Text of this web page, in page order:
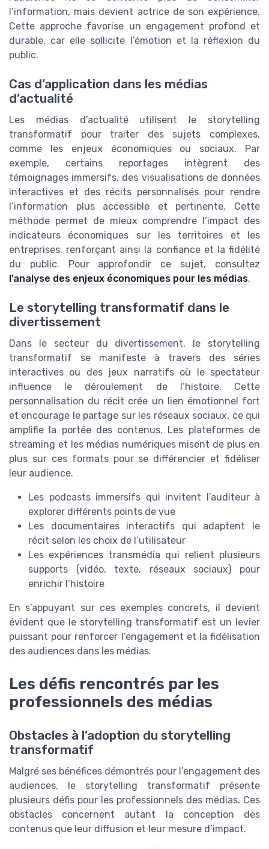
l’information, mais devient actrice de son expérience.
Cette approche favorise un engagement profond et
durable, car elle sollicite l’émotion et la réflexion du
public.
Cas d’application dans les médias
d’actualité
Les médias d’actualité utilisent le storytelling
transformatif pour traiter des sujets complexes,
comme les enjeux économiques ou sociaux. Par
exemple, certains reportages intègrent des
témoignages immersifs, des visualisations de données
interactives et des récits personnalisés pour rendre
l’information plus accessible et pertinente. Cette
méthode permet de mieux comprendre l’impact des
indicateurs économiques sur les territoires et les
entreprises, renforçant ainsi la confiance et la fidélité
du public. Pour approfondir ce sujet, consultez
l’analyse des enjeux économiques pour les médias.
Le storytelling transformatif dans le
divertissement
Dans le secteur du divertissement, le storytelling
transformatif se manifeste à travers des séries
interactives ou des jeux narratifs où le spectateur
influence le déroulement de l’histoire. Cette
personnalisation du récit crée un lien émotionnel fort
et encourage le partage sur les réseaux sociaux, ce qui
amplifie la portée des contenus. Les plateformes de
streaming et les médias numériques misent de plus en
plus sur ces formats pour se différencier et fidéliser
leur audience.
Les podcasts immersifs qui invitent l’auditeur à
explorer différents points de vue
Les documentaires interactifs qui adaptent le
récit selon les choix de l’utilisateur
Les expériences transmédia qui relient plusieurs
supports (vidéo, texte, réseaux sociaux) pour
enrichir l’histoire
En s’appuyant sur ces exemples concrets, il devient
évident que le storytelling transformatif est un levier
puissant pour renforcer l’engagement et la fidélisation
des audiences dans les médias.
Les défis rencontrés par les
professionnels des médias
Obstacles à l’adoption du storytelling
transformatif
Malgré ses bénéfices démontrés pour l’engagement des
audiences, le storytelling transformatif présente
plusieurs défis pour les professionnels des médias. Ces
obstacles concernent autant la conception des
contenus que leur diffusion et leur mesure d’impact.